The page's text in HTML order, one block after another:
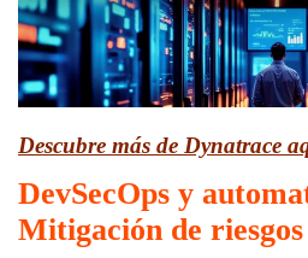
Descubre más de Dynatrace
DevSecOps y
Mitigación de